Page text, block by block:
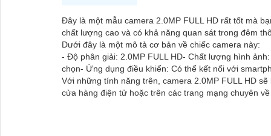
Đây là một mẫu camera 2.0MP FULL HD rất tốt mà
chất lượng cao và có khả năng quan sát trong đêm
Dưới đây là một mô tả cơ bản về chiếc camera này:
- Độ phân giải: 2.0MP FULL HD- Chất lượng hình
chọn- Ứng dụng điều khiển: Có thể kết nối với
Với những tính năng trên, camera 2.0MP FULL HD
cửa hàng điện tử hoặc trên các trang mạng chuyên